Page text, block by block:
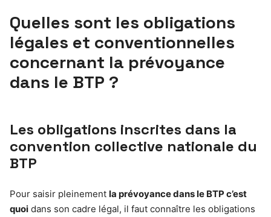
Quelles sont les obligations
légales et conventionnelles
concernant la prévoyance
dans le BTP ?
Les obligations inscrites dans la
convention collective nationale du
BTP
Pour saisir pleinement la prévoyance dans le BTP c’est
quoi dans son cadre légal, il faut connaître les obligations